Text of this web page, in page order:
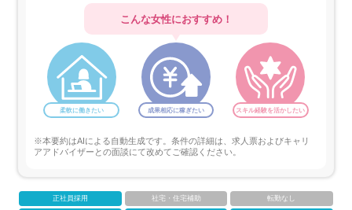
こんな女性におすすめ！
柔軟に働きたい 成果相応に稼ぎたい スキル経験を活かしたい
※本要約はAIによる自動生成です。条件の詳細は、求人票およびキャリ
アアドバイザーとの面談にて改めてご確認ください。
正社員採用 社宅・住宅補助 転勤なし